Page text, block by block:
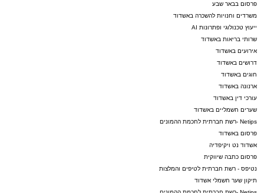
פרסום בבאר שבע
משרדים וחנויות להשכרה באשדוד
ייעוץ טכנולוגי ופתרונות AI
שרותי בריאות באשדוד
אירועים באשדוד
דרושים באשדוד
חוגים באשדוד
ארנונה באשדוד
עורכי דין באשדוד
שערים חשמליים באשדוד
Netips -רשת חברתית לחכמת ההמונים
פרסום באשדוד
אשדוד נט ויקיפדיה
פרסום כתבה שיווקית
נטיפס - רשת חברתית לטיפים והמלצות
תיקון שער חשמלי אשדוד